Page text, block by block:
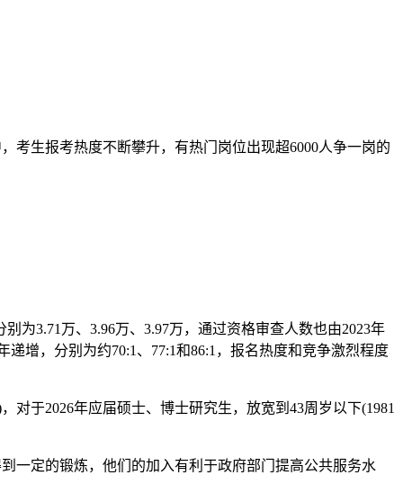
考生报考热度不断攀升，有热门岗位出现超6000人争一岗的
3.71万、3.96万、3.97万，通过资格审查人数也由2023年
增，分别为约70:1、77:1和86:1，报名热度和竞争激烈程度
于2026年应届硕士、博士研究生，放宽到43周岁以下(1981
一定的锻炼，他们的加入有利于政府部门提高公共服务水